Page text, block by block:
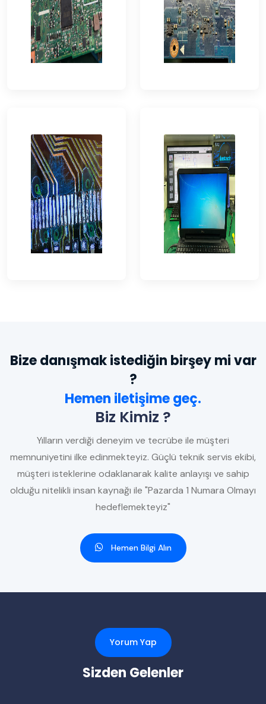
Bize danışmak istediğin birşey mi var
?
Hemen iletişime geç.
Biz Kimiz ?
Yılların verdiği deneyim ve tecrübe ile müşteri
memnuniyetini ilke edinmekteyiz. Güçlü teknik servis ekibi,
müşteri isteklerine odaklanarak kalite anlayışı ve sahip
olduğu nitelikli insan kaynağı ile "Pazarda 1 Numara Olmayı
hedeflemekteyiz"
Hemen Bilgi Alın
Yorum Yap
Sizden Gelenler